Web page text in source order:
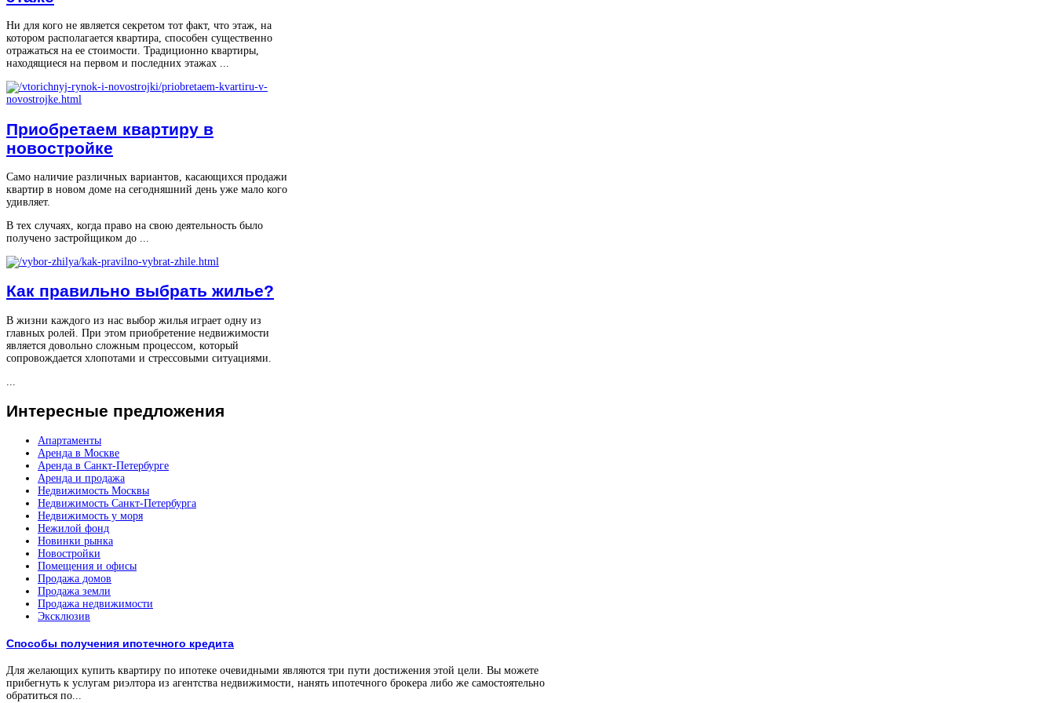
Ни для кого не является секретом тот факт, что этаж, на
котором располагается квартира, способен существенно
отражаться на ее стоимости. Традиционно квартиры,
находящиеся на первом и последних этажах ...
Приобретаем квартиру в
новостройке
Само наличие различных вариантов, касающихся продажи
квартир в новом доме на сегодняшний день уже мало кого
удивляет.
В тех случаях, когда право на свою деятельность было
получено застройщиком до ...
Как правильно выбрать жилье?
В жизни каждого из нас выбор жилья играет одну из
главных ролей. При этом приобретение недвижимости
является довольно сложным процессом, который
сопровождается хлопотами и стрессовыми ситуациями.
Интересные предложения
Апартаменты
Аренда в Москве
Аренда в Санкт-Петербурге
Аренда и продажа
Недвижимость Москвы
Недвижимость Санкт-Петербурга
Недвижимость у моря
Нежилой фонд
Новинки рынка
Новостройки
Помещения и офисы
Продажа домов
Продажа земли
Продажа недвижимости
Эксклюзив
Способы получения ипотечного кредита
Для желающих купить квартиру по ипотеке очевидными являются три пути достижения этой цели. Вы можете
прибегнуть к услугам риэлтора из агентства недвижимости, нанять ипотечного брокера либо же самостоятельно
обратиться по...